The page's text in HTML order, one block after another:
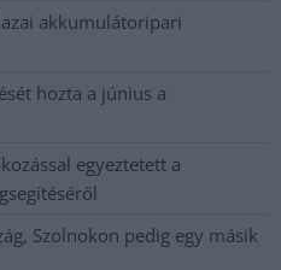
akkumulátoripari
hozta a június a
egyeztetett a
Szolnokon pedig egy másik